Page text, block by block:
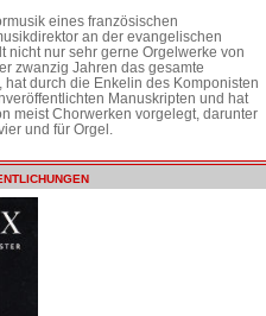
eines französischen
an der evangelischen
nicht nur sehr gerne Orgelwerke von
zwanzig Jahren das gesamte
durch die Enkelin des Komponisten
Manuskripten und hat
meist Chorwerken vorgelegt, darunter
und für Orgel.